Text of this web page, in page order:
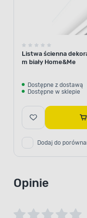
Listwa ścienna
m biały Home&Me
Dostępne z dostawą
Dostępne w sklepie
Dodaj do
Opinie